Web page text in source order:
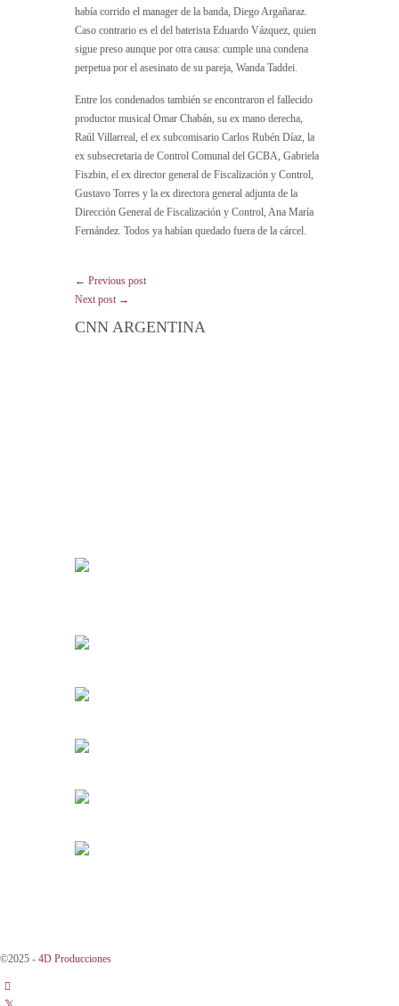
había corrido el manager de la banda, Diego Argañaraz.
Caso contrario es el del baterista Eduardo Vázquez, quien
sigue preso aunque por otra causa: cumple una condena
perpetua por el asesinato de su pareja, Wanda Taddei.
Entre los condenados también se encontraron el fallecido
productor musical Omar Chabán, su ex mano derecha,
Raúl Villarreal, el ex subcomisario Carlos Rubén Díaz, la
ex subsecretaria de Control Comunal del GCBA, Gabriela
Fiszbin, el ex director general de Fiscalización y Control,
Gustavo Torres y la ex directora general adjunta de la
Dirección General de Fiscalización y Control, Ana María
Fernández. Todos ya habían quedado fuera de la cárcel.
← Previous post
Next post →
CNN ARGENTINA
©2025 - 4D Producciones